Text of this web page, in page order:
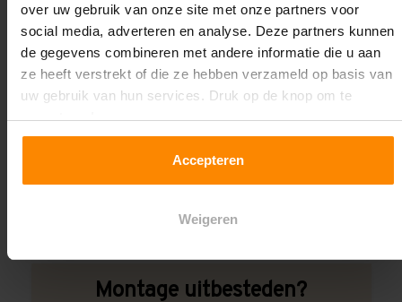
over uw gebruik van onze site met onze partners voor
social media, adverteren en analyse. Deze partners kunnen
de gegevens combineren met andere informatie die u aan
ze heeft verstrekt of die ze hebben verzameld op basis van
uw gebruik van hun services. Druk op de knop om te
accepteren!
Accepteren
Weigeren
Een maat die niet op de site staat? Hogere
draagkrachten? Speciale uitvoeringen? Onze
specialiteit!
Montage uitbesteden?